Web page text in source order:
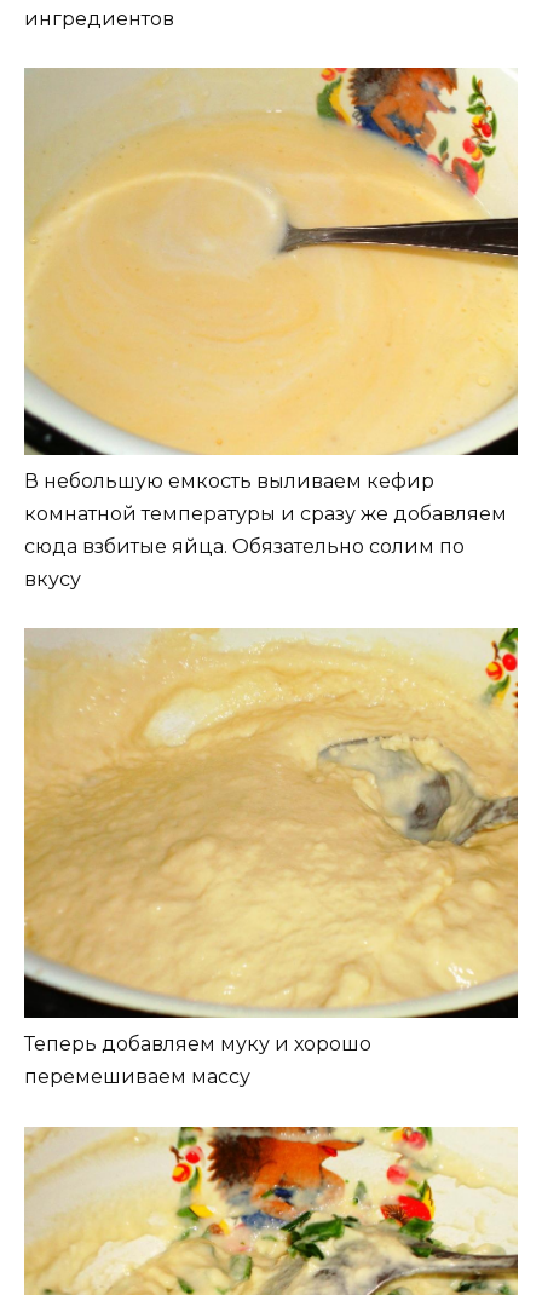
ингредиентов
В небольшую емкость выливаем кефир
комнатной температуры и сразу же добавляем
сюда взбитые яйца. Обязательно солим по
вкусу
Теперь добавляем муку и хорошо
перемешиваем массу